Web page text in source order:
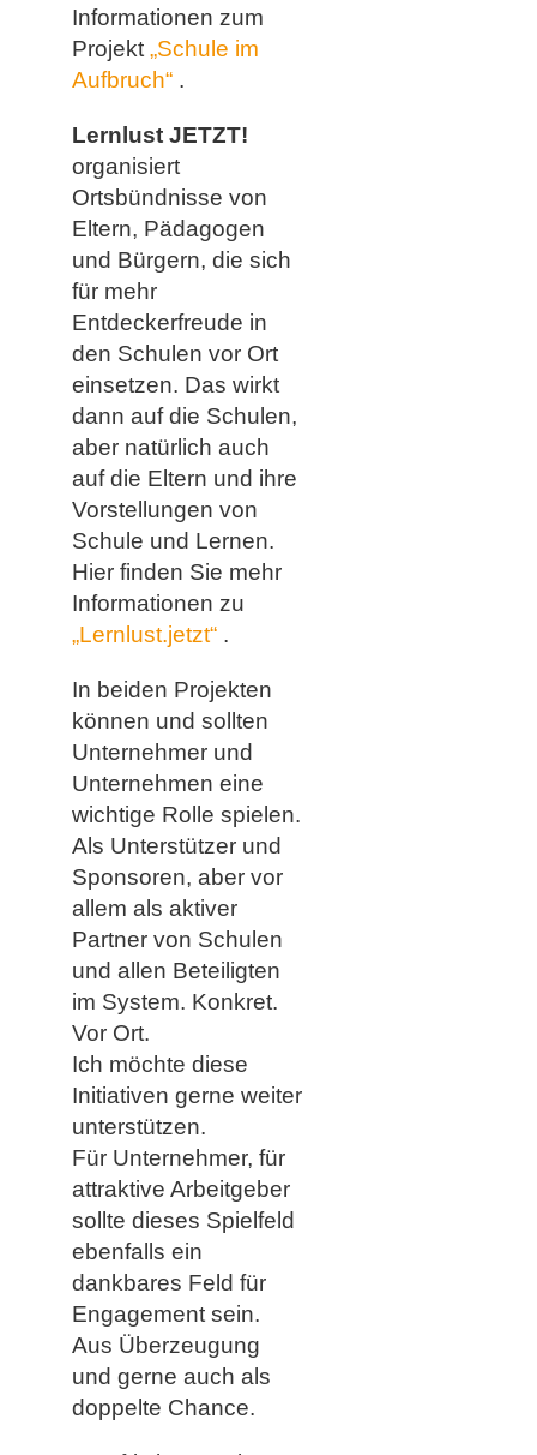
Informationen zum
Projekt „Schule im
Aufbruch“.
Lernlust JETZT!
organisiert
Ortsbündnisse von
Eltern, Pädagogen
und Bürgern, die sich
für mehr
Entdeckerfreude in
den Schulen vor Ort
einsetzen. Das wirkt
dann auf die Schulen,
aber natürlich auch
auf die Eltern und ihre
Vorstellungen von
Schule und Lernen.
Hier finden Sie mehr
Informationen zu
„Lernlust.jetzt“ .
In beiden Projekten
können und sollten
Unternehmer und
Unternehmen eine
wichtige Rolle spielen.
Als Unterstützer und
Sponsoren, aber vor
allem als aktiver
Partner von Schulen
und allen Beteiligten
im System. Konkret.
Vor Ort.
Ich möchte diese
Initiativen gerne weiter
unterstützen.
Für Unternehmer, für
attraktive Arbeitgeber
sollte dieses Spielfeld
ebenfalls ein
dankbares Feld für
Engagement sein.
Aus Überzeugung
und gerne auch als
doppelte Chance.